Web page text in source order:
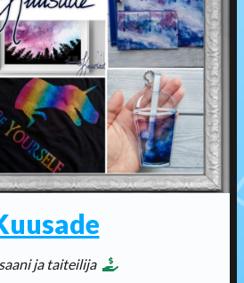
ja taiteilija